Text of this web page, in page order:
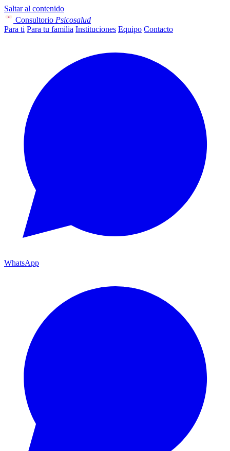
Saltar al contenido
Consultorio Psicosalud
Para ti Para tu familia Instituciones Equipo Contacto
WhatsApp